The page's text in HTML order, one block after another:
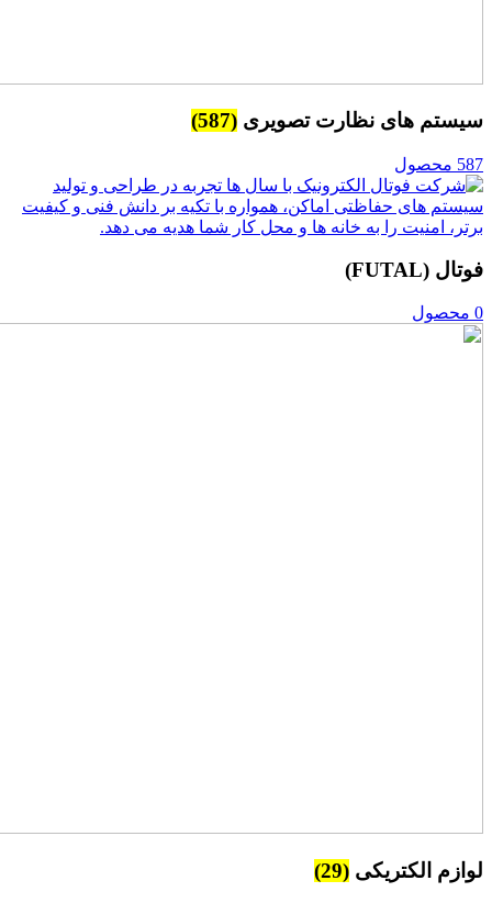
سیستم های نظارت تصویری (587)
587 محصول
فوتال (FUTAL)
0 محصول
لوازم الکتریکی (29)